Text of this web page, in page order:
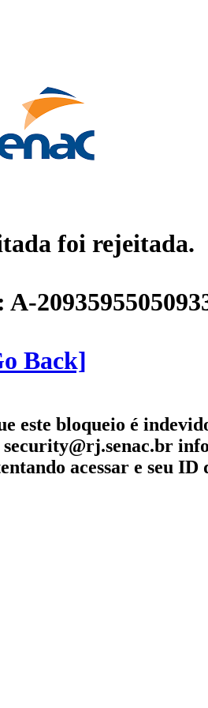
foi rejeitada.
Back]
este bloqueio é
acessar e seu ID